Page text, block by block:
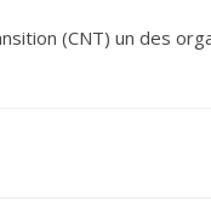
(CNT) un des